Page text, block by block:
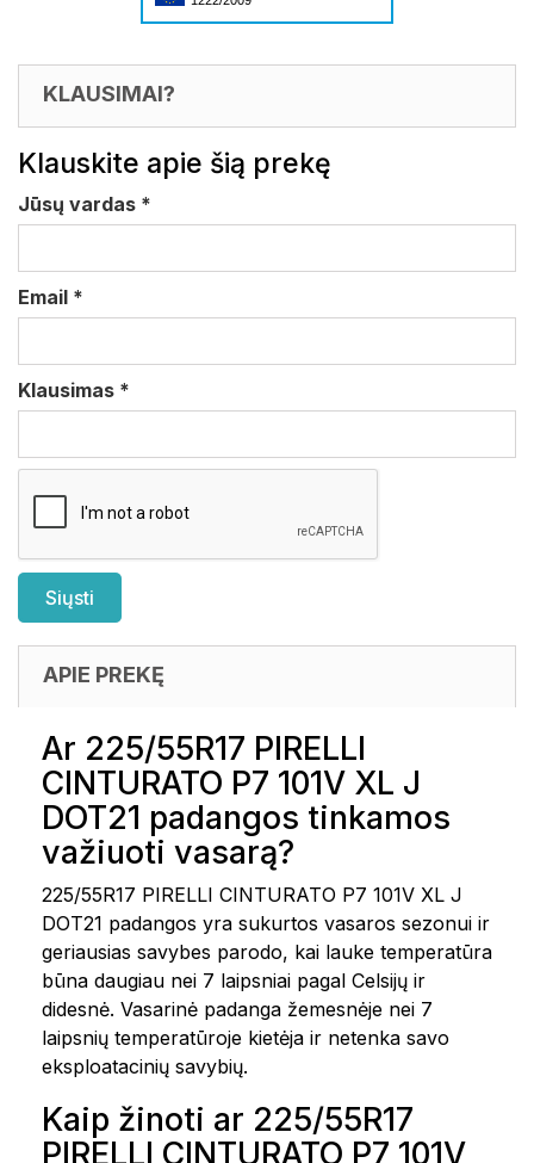
KLAUSIMAI?
Klauskite apie šią prekę
Jūsų vardas *
Email *
Klausimas *
APIE PREKĘ
Ar 225/55R17 PIRELLI
CINTURATO P7 101V XL J
DOT21 padangos tinkamos
važiuoti vasarą?
225/55R17 PIRELLI CINTURATO P7 101V XL J
DOT21 padangos yra sukurtos vasaros sezonui ir
geriausias savybes parodo, kai lauke temperatūra
būna daugiau nei 7 laipsniai pagal Celsijų ir
didesnė. Vasarinė padanga žemesnėje nei 7
laipsnių temperatūroje kietėja ir netenka savo
eksploatacinių savybių.
Kaip žinoti ar 225/55R17
PIRELLI CINTURATO P7 101V